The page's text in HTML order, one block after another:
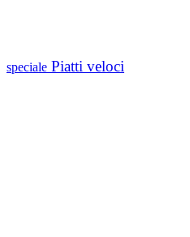
speciale Piatti veloci